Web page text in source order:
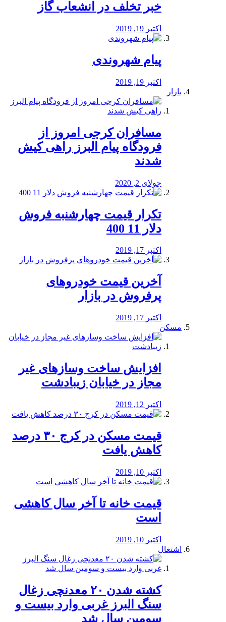
خبر تخلف در انشعاب گاز
اکتبر 19, 2019
پیام شهروندی
اکتبر 19, 2019
بازار
مسافران کرجی امروز از
فرودگاه پیام البرز راهی کیش
شدند
جولای 2, 2020
تکرار قیمت چهارشنبه فروش
دلار 11 400
اکتبر 17, 2019
آخرین قیمت خودرو‌های
پرفروش در بازار
اکتبر 17, 2019
مسکن
افزایش ساخت وسازهای غیر
مجاز در خیابان زیبادشت
اکتبر 12, 2019
️قیمت مسکن در کرج ۳۰ درصد
کاهش یافت
اکتبر 10, 2019
قیمت خانه تا آخر سال کاهشی
است
اکتبر 10, 2019
اشتغال
کشته شدن ۲۰ معدنچی زغال
سنگ البرز غربی وارد بیست و
سومین سال شد